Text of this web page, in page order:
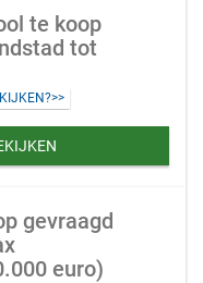
te koop
tot
gevraagd
euro)